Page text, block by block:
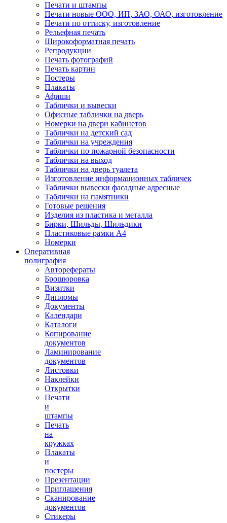
Печати и штампы
Печати новые ООО, ИП, ЗАО, ОАО, изготовление
Печати по оттиску, изготовление
Рельефная печать
Широкоформатная печать
Репродукции
Печать фотографий
Печать картин
Постеры
Плакаты
Афиши
Таблички и вывески
Офисные таблички на дверь
Номерки на двери кабинетов
Таблички на детский сад
Таблички на учреждения
Таблички по пожарной безопасности
Таблички на выход
Таблички на дверь туалета
Изготовление информационных табличек
Таблички вывески фасадные адресные
Таблички на памятники
Готовые решения
Изделия из пластика и металла
Бирки, Шильды, Шильдики
Пластиковые рамки А4
Номерки
Оперативная
полиграфия
Авторефераты
Брошюровка
Визитки
Дипломы
Документы
Календари
Каталоги
Копирование
документов
Ламинирование
документов
Листовки
Наклейки
Открытки
Печати
и
штампы
Печать
на
кружках
Плакаты
и
постеры
Презентации
Приглашения
Сканирование
документов
Стикеры